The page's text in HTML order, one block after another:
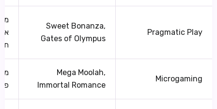
Pragmatic Play
Sweet Bonanza,
Gates of Olympus
Microgaming
Mega Moolah,
Immortal Romance